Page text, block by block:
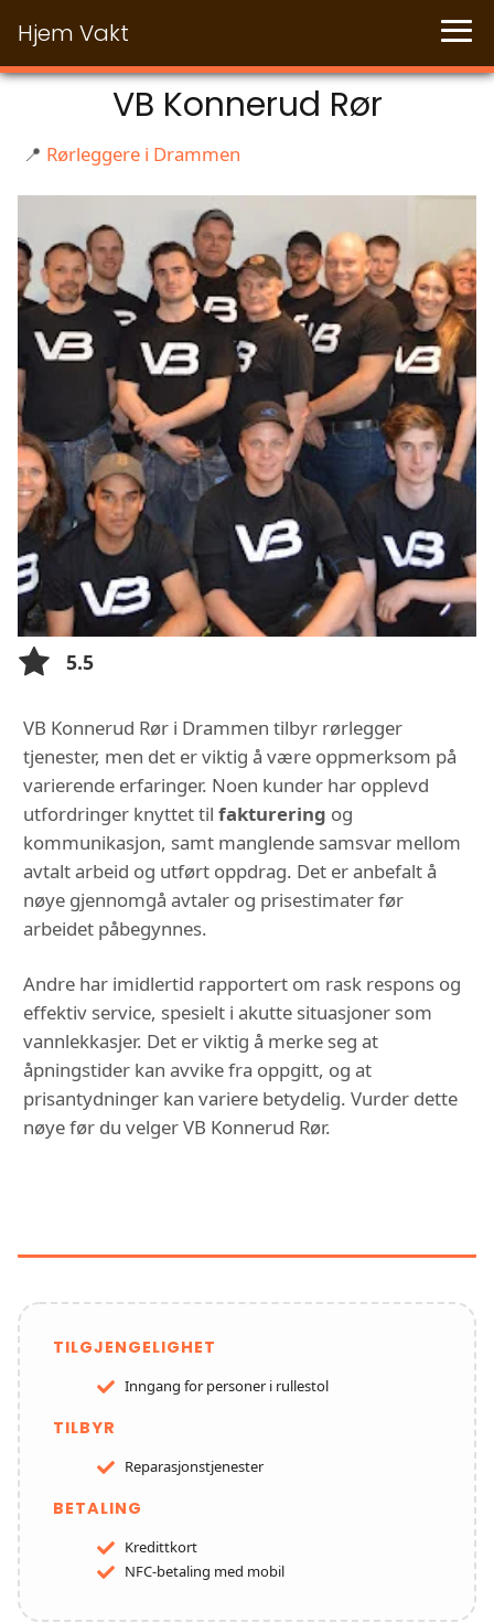
Hjem Vakt
VB Konnerud Rør
📍 Rørleggere i Drammen
5.5
VB Konnerud Rør i Drammen tilbyr rørlegger
tjenester, men det er viktig å være oppmerksom på
varierende erfaringer. Noen kunder har opplevd
utfordringer knyttet til fakturering og
kommunikasjon, samt manglende samsvar mellom
avtalt arbeid og utført oppdrag. Det er anbefalt å
nøye gjennomgå avtaler og prisestimater før
arbeidet påbegynnes.
Andre har imidlertid rapportert om rask respons og
effektiv service, spesielt i akutte situasjoner som
vannlekkasjer. Det er viktig å merke seg at
åpningstider kan avvike fra oppgitt, og at
prisantydninger kan variere betydelig. Vurder dette
nøye før du velger VB Konnerud Rør.
TILGJENGELIGHET
Inngang for personer i rullestol
TILBYR
Reparasjonstjenester
BETALING
Kredittkort
NFC-betaling med mobil